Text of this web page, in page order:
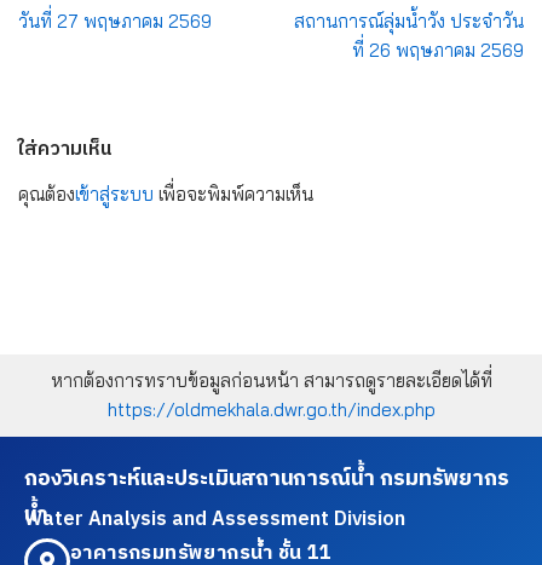
วันที่ 27 พฤษภาคม 2569
สถานการณ์ลุ่มน้ำวัง ประจำวัน
ที่ 26 พฤษภาคม 2569
ใส่ความเห็น
คุณต้องเข้าสู่ระบบ เพื่อจะพิมพ์ความเห็น
หากต้องการทราบข้อมูลก่อนหน้า สามารถดูรายละเอียดได้ที่
https://oldmekhala.dwr.go.th/index.php
กองวิเคราะห์และประเมินสถานการณ์น้ำ กรมทรัพยากร
น้ำ
Water Analysis and Assessment Division
อาคารกรมทรัพยากรน้ำ ชั้น 11